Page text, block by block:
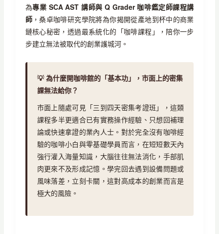
為專業 SCA AST 講師與 Q Grader 咖啡鑑定師課程講
師，桑卓咖啡研究學院將為你揭開從產地到杯中的商業
鏈核心秘密，透過最系統化的「咖啡課程」，陪你一步
步建立無法被取代的創業護城河。
💡 為什麼開咖啡館的「基本功」，市面上的密集
課無法給你？
市面上隨處可見「三到四天密集考證班」，這類
課程多半更適合已有實務操作經驗、只想回補理
論或快速拿證的業內人士。對於完全沒有咖啡經
驗的咖啡小白與零基礎學員而言，在短短數天內
強行灌入海量知識，大腦往往無法消化，手部肌
肉更來不及形成記憶。學完回去遇到設備問題或
風味落差，立刻卡關，這對高成本的創業而言是
極大的風險。